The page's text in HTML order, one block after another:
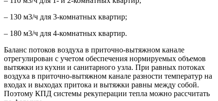
– 130 м3/ч для 3-комнатных квартир;
– 180 м3/ч для 4-комнатных квартир.
Баланс потоков воздуха в приточно-вытяжном канале
отрегулирован с учетом обеспечения нормируемых объемов
вытяжки из кухни и санитарного узла. При равных потоках
воздуха в приточно-вытяжном канале разности температур на
входах и выходах притока и вытяжки равны между собой.
Поэтому КПД системы рекуперации тепла можно рассчитать